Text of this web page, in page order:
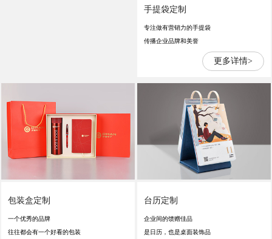
手提袋定制
专注做有营销力的手提袋
传播企业品牌和美誉
更多详情>
包装盒定制
一个优秀的品牌
往往都会有一个好看的包装
台历定制
企业间的馈赠佳品
是日历，也是桌面装饰品